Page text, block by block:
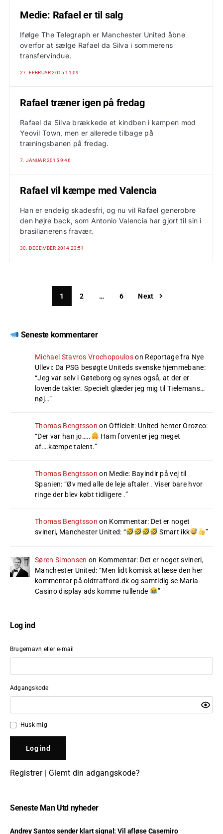
Medie: Rafael er til salg
Ifølge The Telegraph er Manchester United åbne
overfor at sælge Rafael da Silva i sommerens
transfervindue.
27. FEBRUAR 2015 11:09
Rafael træner igen på fredag
Rafael da Silva brækkede et kindben i kampen mod
Yeovil Town, men er allerede tilbage på
træningsbanen på fredag.
7. JANUAR 2015 9:46
Rafael vil kæmpe med Valencia
Han er endelig skadesfri, og nu vil Rafael generobre
den højre back, som Antonio Valencia har gjort til sin i
brasilianerens fravær.
30. DECEMBER 2014 23:51
1 2 … 6 Next
Seneste kommentarer
Michael Stavros Vrochopouloson Reportage fra Nye
Ullevi: Da PSG besøgte Uniteds svenske hjemmebane:
“Jeg var selv i Gøteborg og synes også, at der er
lovende takter. Specielt glæder jeg mig til Tielemans…
nøj…”
Thomas Bengtsson onOfficielt: United henter Orozco:
“Der var han jo…..
Ham forventer jeg meget
af….kæmpe talent.”
Thomas Bengtsson on Medie: Bayindir på vej til
Spanien: “Øv med alle de leje aftaler . Viser bare hvor
ringe der blev købt tidligere .”
Thomas Bengtsson on Kommentar: Det er noget
svineri, Manchester United: “ Smart ikk ”
Søren Simonsen on Kommentar: Det er noget svineri,
Manchester United: “Men lidt komisk at læse den her
kommentar på oldtrafford.dk og samtidig se Maria
Casino display ads komme rullende
”
Log ind
Brugernavn eller e-mail
Adgangskode
Husk mig
Registrer| Glemt din adgangskode?
Seneste Man Utd nyheder
Andrey Santos sender klart signal: Vil afløse Casemiro